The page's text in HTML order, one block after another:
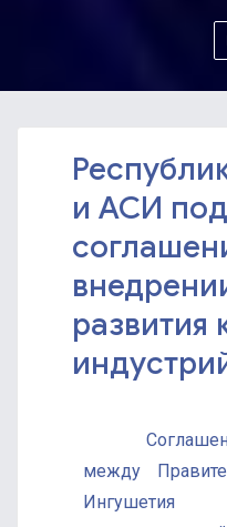
и АСИ
развития
Соглашение
между